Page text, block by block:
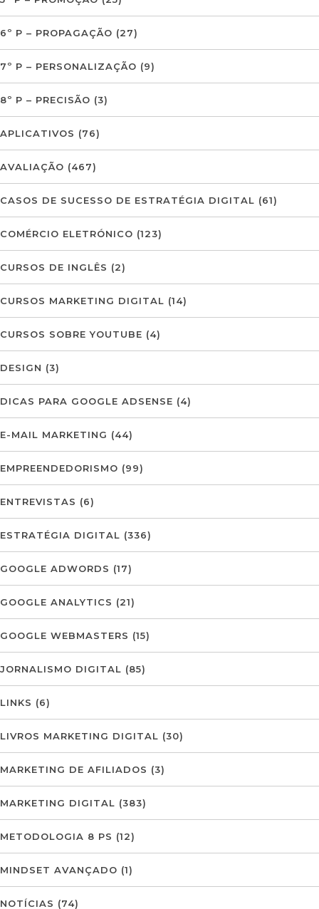
6º P – PROPAGAÇÃO (27)
7º P – PERSONALIZAÇÃO (9)
8º P – PRECISÃO (3)
APLICATIVOS (76)
AVALIAÇÃO (467)
CASOS DE SUCESSO DE ESTRATÉGIA DIGITAL (61)
COMÉRCIO ELETRÓNICO (123)
CURSOS DE INGLÊS (2)
CURSOS MARKETING DIGITAL (14)
CURSOS SOBRE YOUTUBE (4)
DESIGN (3)
DICAS PARA GOOGLE ADSENSE (4)
E-MAIL MARKETING (44)
EMPREENDEDORISMO (99)
ENTREVISTAS (6)
ESTRATÉGIA DIGITAL (336)
GOOGLE ADWORDS (17)
GOOGLE ANALYTICS (21)
GOOGLE WEBMASTERS (15)
JORNALISMO DIGITAL (85)
LINKS (6)
LIVROS MARKETING DIGITAL (30)
MARKETING DE AFILIADOS (3)
MARKETING DIGITAL (383)
METODOLOGIA 8 PS (12)
MINDSET AVANÇADO (1)
NOTÍCIAS (74)